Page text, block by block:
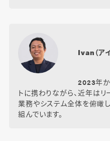
Ivan（ア
2023年か
トに携わりながら、近年はリ
業務やシステム全体を俯瞰
組んでいます。